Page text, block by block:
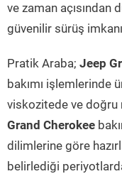
ve zaman açısından
güvenilir sürüş
Pratik Araba; Jeep
bakımı işlemlerinde
viskozitede ve doğru
Grand Cherokee
dilimlerine göre
belirlediği